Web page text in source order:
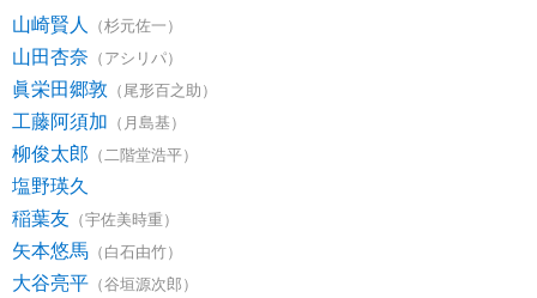
山崎賢人 （杉元佐一）
山田杏奈 （アシリパ）
眞栄田郷敦 （尾形百之助）
工藤阿須加 （月島基）
柳俊太郎 （二階堂浩平）
塩野瑛久
稲葉友 （宇佐美時重）
矢本悠馬 （白石由竹）
大谷亮平 （谷垣源次郎）